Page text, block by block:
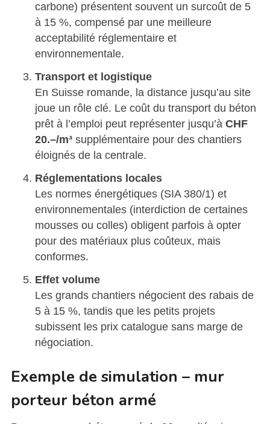
carbone) présentent souvent un surcoût de 5
à 15 %, compensé par une meilleure
acceptabilité réglementaire et
environnementale.
Transport et logistique
En Suisse romande, la distance jusqu’au site
joue un rôle clé. Le coût du transport du béton
prêt à l’emploi peut représenter jusqu’à CHF
20.–/m³ supplémentaire pour des chantiers
éloignés de la centrale.
Réglementations locales
Les normes énergétiques (SIA 380/1) et
environnementales (interdiction de certaines
mousses ou colles) obligent parfois à opter
pour des matériaux plus coûteux, mais
conformes.
Effet volume
Les grands chantiers négocient des rabais de
5 à 15 %, tandis que les petits projets
subissent les prix catalogue sans marge de
négociation.
Exemple de simulation – mur
porteur béton armé